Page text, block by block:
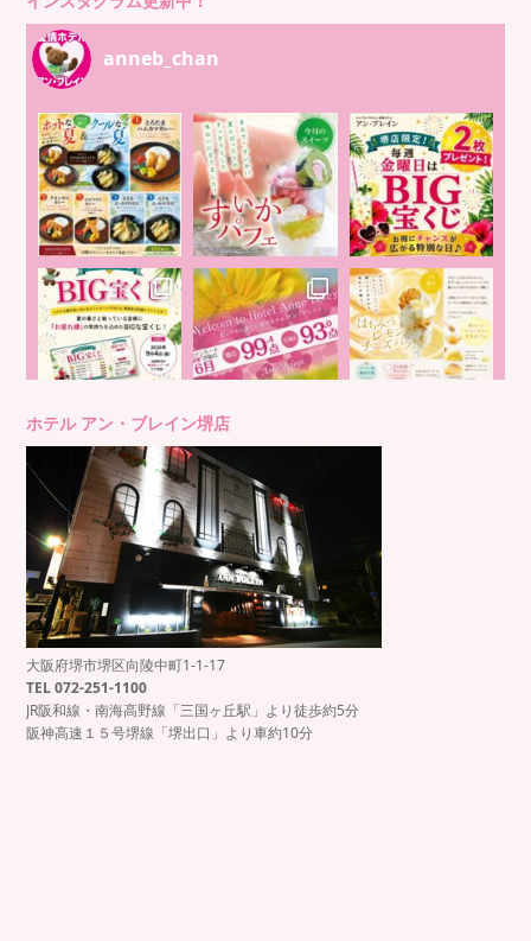
anneb_chan
ホテル アン・ブレイン堺店
大阪府堺市堺区向陵中町1-1-17
TEL 072-251-1100
JR阪和線・南海高野線「三国ヶ丘駅」より徒歩約5分
阪神高速１５号堺線「堺出口」より車約10分